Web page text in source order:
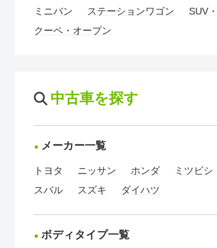
ミニバン
ステーションワゴン
SUV
クーペ・オープン
中古車を探す
メーカー一覧
トヨタ ニッサン ホンダ
ミツビシ
スバル
スズキ ダイハツ
ボディタイプ一覧